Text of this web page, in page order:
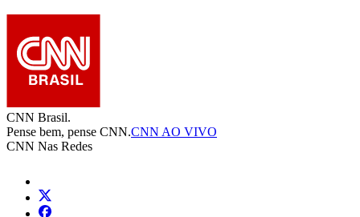
CNN Brasil.
Pense bem, pense CNN.CNN AO VIVO
CNN Nas Redes